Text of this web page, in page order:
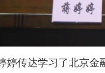
婷传达学习了北京